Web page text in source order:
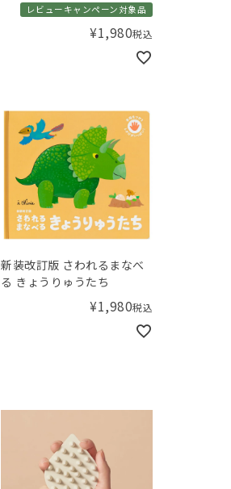
レビューキャンペーン対象品
¥1,980税込
新装改訂版 さわれるまなべ
る きょうりゅうたち
¥1,980税込